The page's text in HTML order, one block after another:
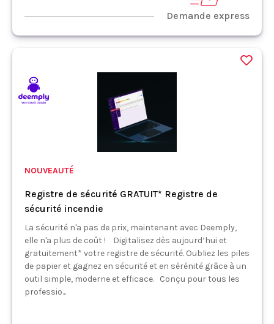
Demande express
NOUVEAUTÉ
Registre de sécurité GRATUIT* Registre de
sécurité incendie
La sécurité n'a pas de prix, maintenant avec Deemply,
elle n'a plus de coût ! Digitalisez dès aujourd’hui et
gratuitement* votre registre de sécurité. Oubliez les piles
de papier et gagnez en sécurité et en sérénité grâce à un
outil simple, moderne et efficace. Conçu pour tous les
professio...